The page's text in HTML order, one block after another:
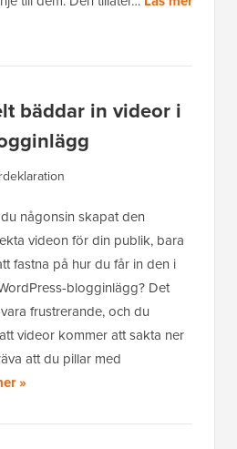
bäddar in videor i
någonsin skapat den
videon för din publik, bara
fastna på hur du får in den i
blogginlägg? Det
frustrerande, och du
videor kommer att sakta ner
att du pillar med
»